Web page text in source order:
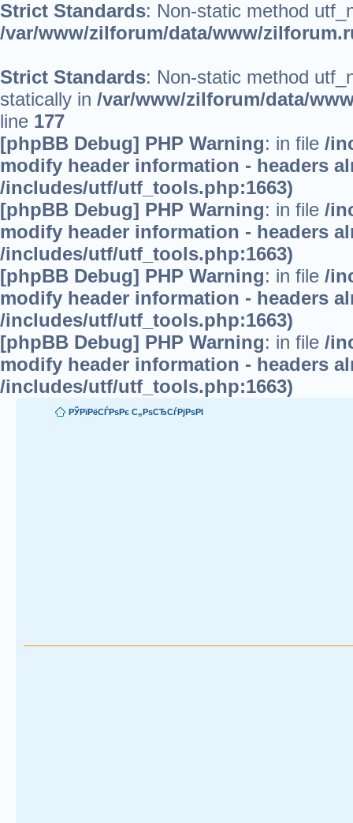
Strict Standards: Non-static method
/var/www/zilforum/data/www/
Strict Standards: Non-static method
statically in /var/www/zilforum/data/
line 177
[phpBB Debug] PHP Warning: in file /
modify header information - headers
/includes/utf/utf_tools.php:1663)
[phpBB Debug] PHP Warning: in file /
modify header information - headers
/includes/utf/utf_tools.php:1663)
[phpBB Debug] PHP Warning: in file /
modify header information - headers
/includes/utf/utf_tools.php:1663)
[phpBB Debug] PHP Warning: in file /
modify header information - headers
/includes/utf/utf_tools.php:1663)
РЎРїРёСЃРѕРє С„РѕСЂСѓРјРѕРІ